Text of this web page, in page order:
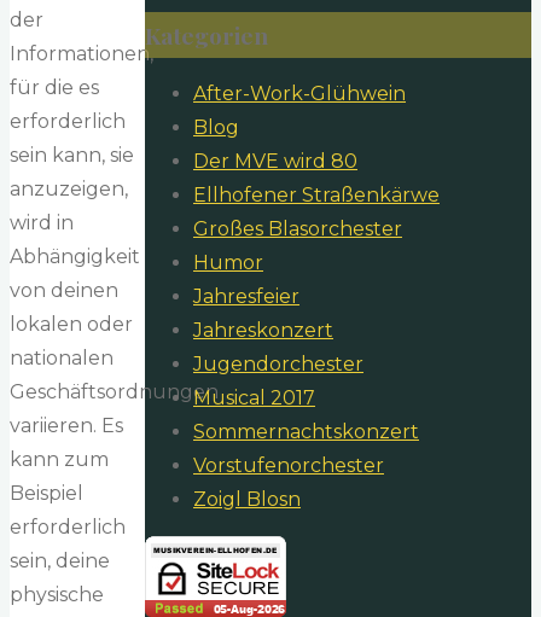
der
Informationen,
für die es
erforderlich
sein kann, sie
anzuzeigen,
wird in
Abhängigkeit
von deinen
lokalen oder
nationalen
Geschäftsordnungen
variieren. Es
kann zum
Beispiel
erforderlich
sein, deine
physische
Kategorien
After-Work-Glühwein
Blog
Der MVE wird 80
Ellhofener Straßenkärwe
Großes Blasorchester
Humor
Jahresfeier
Jahreskonzert
Jugendorchester
Musical 2017
Sommernachtskonzert
Vorstufenorchester
Zoigl Blosn